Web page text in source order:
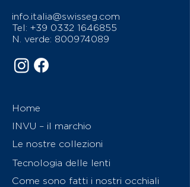
info.italia@swisseg.com
Tel: +39 0332 1646855
N. verde: 800974089
Home
INVU – il marchio
Le nostre collezioni
Tecnologia delle lenti
Come sono fatti i nostri occhiali